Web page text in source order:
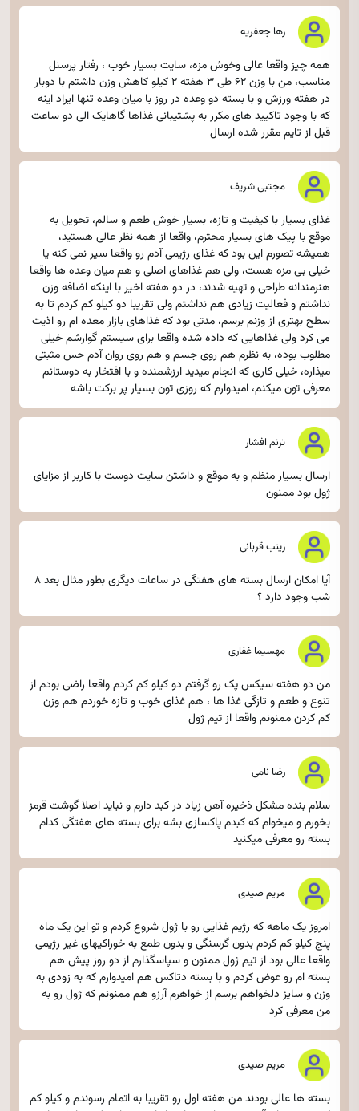
رها جعفریه
همه چیز واقعا عالی وخوش مزه، سایت بسیار خوب ، رفتار پرسنل
مناسب، من با وزن ۶۲ طی ۳ هفته ۲ کیلو کاهش وزن داشتم با دوبار
در هفته ورزش و با بسته دو وعده در روز با میان وعده تنها ایراد اینه
که با وجود تاکیید های مکرر به پشتیبانی غذاها گاهایک الی دو ساعت
قبل از تایم مقرر شده ارسال
مجتبی شریف
غذای بسیار با کیفیت و تازه، بسیار خوش طعم و سالم، تحویل به
موقع با پیک های بسیار محترم، واقعا از همه نظر عالی هستید،
همیشه تصورم این بود که غذای رژیمی آدم رو واقعا سیر نمی کنه یا
خیلی بی مزه هست، ولی هم غذاهای اصلی و هم میان وعده ها واقعا
هنرمندانه طراحی و تهیه شدند، در دو هفته اخیر با اینکه اضافه وزن
نداشتم و فعالیت زیادی هم نداشتم ولی تقریبا دو کیلو کم کردم تا به
سطح بهتری از وزنم برسم، مدتی بود که غذاهای بازار معده ام رو اذیت
می کرد ولی غذاهایی که داده شده واقعا برای سیستم گوارشم خیلی
مطلوب بوده، به نظرم هم روی جسم و هم روی روان آدم حس مثبتی
میذاره، خیلی کاری که انجام میدید ارزشمنده و با افتخار به دوستانم
معرفی تون میکنم، امیدوارم که روزی تون بسیار پر برکت باشه
ترنم افشار
ارسال بسیار منظم و به موقع و داشتن سایت دوست با کاربر از مزایای
ژول بود ممنون
زینب قربانی
آیا امکان ارسال بسته های هفتگی در ساعات دیگری بطور مثال بعد ۸
شب وجود دارد ؟
مهسیما غفاری
من دو هفته سیکس پک رو گرفتم دو کیلو کم کردم واقعا راضی بودم از
تنوع و طعم و تازگی غذا ها ، هم غذای خوب و تازه خوردم هم وزن
کم کردن ممنونم واقعا از تیم ژول
رضا نامی
سلام بنده مشکل ذخیره آهن زیاد در کبد دارم و نباید اصلا گوشت قرمز
بخورم و میخوام که کبدم پاکسازی بشه برای بسته های هفتگی کدام
بسته رو معرفی میکنید
مریم صیدی
امروز یک ماهه که رژیم غذایی رو با ژول شروع کردم و تو این یک ماه
پنج کیلو کم کردم بدون گرسنگی و بدون طمع به خوراکیهای غیر رژیمی
واقعا عالی بود از تیم ژول ممنون و سپاسگذارم از دو روز پیش هم
بسته ام رو عوض کردم و با بسته دتاکس هم امیدوارم که به زودی به
وزن و سایز دلخواهم برسم از خواهرم آرزو هم ممنونم که ژول رو به
من معرفی کرد
مریم صیدی
بسته ها عالی بودند من هفته اول رو تقریبا به اتمام رسوندم و کیلو کم